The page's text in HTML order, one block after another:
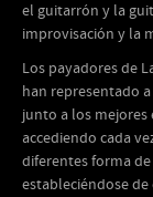
el guitarrón y la
improvisación y la
Los payadores de
han representado
junto a los
accediendo cada
diferentes forma
estableciéndose